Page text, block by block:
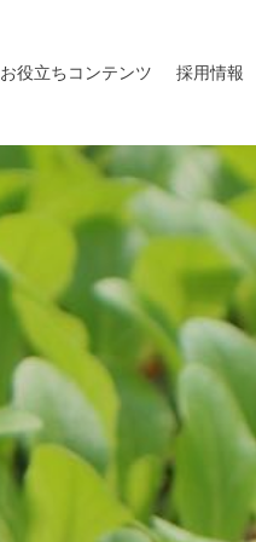
お役立ちコンテンツ 採用情報